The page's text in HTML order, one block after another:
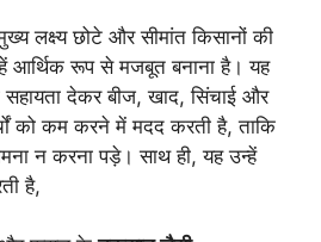
लक्ष्य छोटे और सीमांत किसानों की
आर्थिक रूप से मजबूत बनाना है। यह
सहायता देकर बीज, खाद, सिंचाई और
को कम करने में मदद करती है, ताकि
न करना पड़े। साथ ही, यह उन्हें
है,